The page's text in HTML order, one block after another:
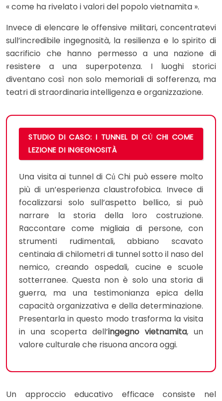
« come ha rivelato i valori del popolo vietnamita ».
Invece di elencare le offensive militari, concentratevi
sull’incredibile ingegnosità, la resilienza e lo spirito di
sacrificio che hanno permesso a una nazione di
resistere a una superpotenza. I luoghi storici
diventano così non solo memoriali di sofferenza, ma
teatri di straordinaria intelligenza e organizzazione.
STUDIO DI CASO: I TUNNEL DI CỦ CHI COME
LEZIONE DI INGEGNOSITÀ
Una visita ai tunnel di Củ Chi può essere molto
più di un’esperienza claustrofobica. Invece di
focalizzarsi solo sull’aspetto bellico, si può
narrare la storia della loro costruzione.
Raccontare come migliaia di persone, con
strumenti rudimentali, abbiano scavato
centinaia di chilometri di tunnel sotto il naso del
nemico, creando ospedali, cucine e scuole
sotterranee. Questa non è solo una storia di
guerra, ma una testimonianza epica della
capacità organizzativa e della determinazione.
Presentarla in questo modo trasforma la visita
in una scoperta dell’ingegno vietnamita, un
valore culturale che risuona ancora oggi.
Un approccio educativo efficace consiste nel